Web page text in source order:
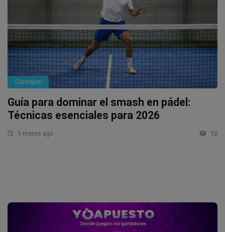
Consejos
Guía para dominar el smash en pádel:
Técnicas esenciales para 2026
5 meses ago 32